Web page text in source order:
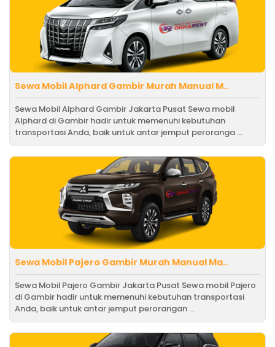
Sewa Mobil Alphard Gambir Murah Manual M..
Sewa Mobil Alphard Gambir Jakarta Pusat Sewa mobil
Alphard di Gambir hadir untuk memenuhi kebutuhan
transportasi Anda, baik untuk antar jemput peroranga ...
Sewa Mobil Pajero Gambir Murah Manual Ma..
Sewa Mobil Pajero Gambir Jakarta Pusat Sewa mobil Pajero
di Gambir hadir untuk memenuhi kebutuhan transportasi
Anda, baik untuk antar jemput perorangan ...